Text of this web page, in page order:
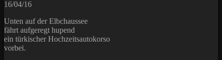
16/04/16
Unten auf der Elbchaussee
fährt aufgeregt hupend
ein türkischer Hochzeitsautokorso
vorbei.